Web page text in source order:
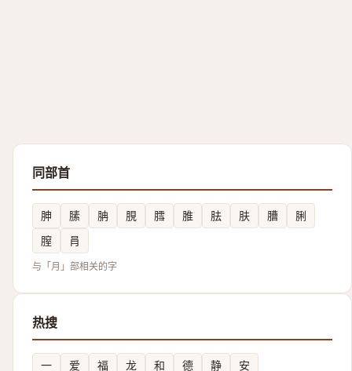
同部首
胂 膆 䏥 䏹 膤 脽 胠 肤 䐬
脷
膣
肙
与「月」部相关的字
热搜
一 爱 福 龙 和 德 静 安